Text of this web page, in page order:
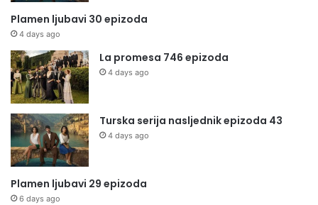
Plamen ljubavi 30 epizoda
4 days ago
La promesa 746 epizoda
4 days ago
Turska serija nasljednik epizoda 43
4 days ago
Plamen ljubavi 29 epizoda
6 days ago